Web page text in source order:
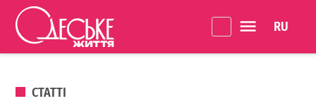
Перейти до вмісту
Життя
ОПУБЛІКОВАНО В
СТАТТІ